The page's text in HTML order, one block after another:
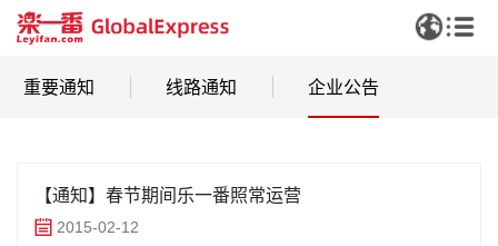
重要通知 线路通知 企业公告
【通知】春节期间乐一番照常运营
2015-02-12